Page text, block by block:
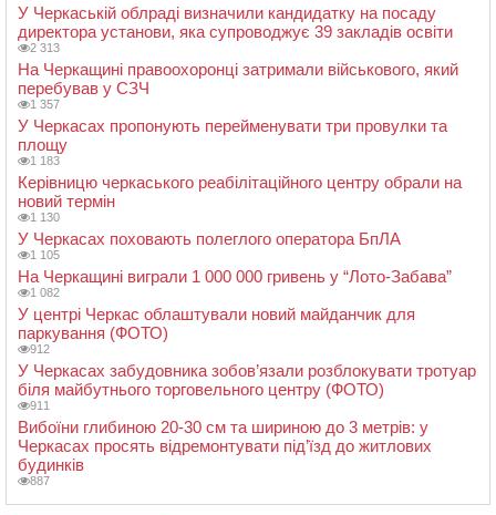
У Черкаській облраді визначили кандидатку на посаду
директора установи, яка супроводжує 39 закладів освіти
2 313
На Черкащині правоохоронці затримали військового, який
перебував у СЗЧ
1 357
У Черкасах пропонують перейменувати три провулки та
площу
1 183
Керівницю черкаського реабілітаційного центру обрали на
новий термін
1 130
У Черкасах поховають полеглого оператора БпЛА
1 105
На Черкащині виграли 1 000 000 гривень у “Лото-Забава”
1 082
У центрі Черкас облаштували новий майданчик для
паркування (ФОТО)
912
У Черкасах забудовника зобов’язали розблокувати тротуар
біля майбутнього торговельного центру (ФОТО)
911
Вибоїни глибиною 20-30 см та шириною до 3 метрів: у
Черкасах просять відремонтувати під’їзд до житлових
будинків
887